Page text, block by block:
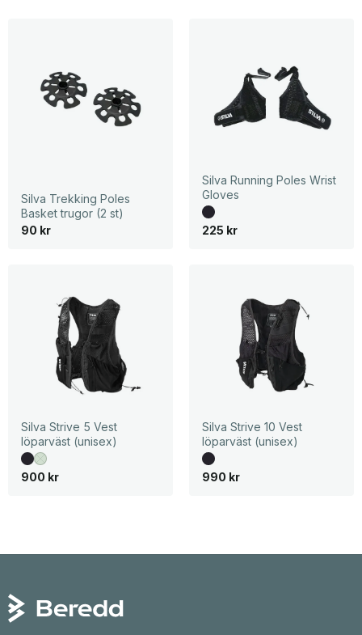
Silva Trekking Poles
Basket trugor (2 st)
90 kr
Silva Running Poles Wrist
Gloves
225 kr
Silva Strive 5 Vest
löparväst (unisex)
900 kr
Silva Strive 10 Vest
löparväst (unisex)
990 kr